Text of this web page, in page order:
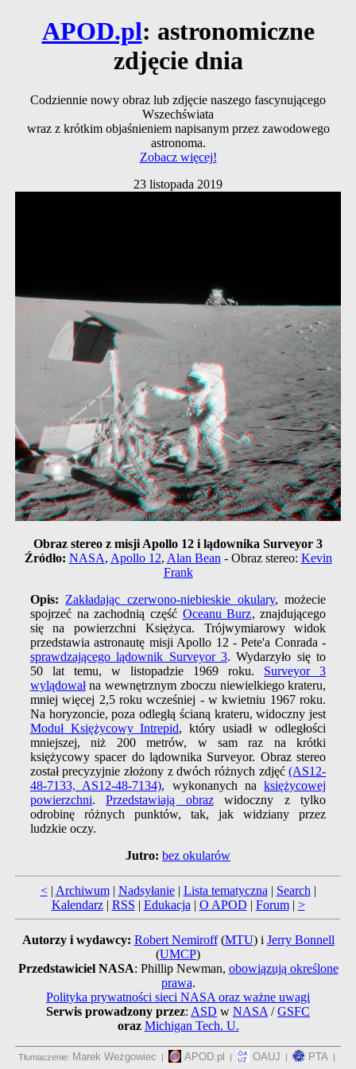
APOD.pl: astronomiczne
zdjęcie dnia
Codziennie nowy obraz lub zdjęcie naszego fascynującego
Wszechświata
wraz z krótkim objaśnieniem napisanym przez zawodowego
astronoma.
Zobacz więcej!
23 listopada 2019
Obraz stereo z misji Apollo 12 i lądownika Surveyor 3
Źródło: NASA, Apollo 12, Alan Bean - Obraz stereo: Kevin
Frank
Opis: Zakładając czerwono-niebieskie okulary, możecie
spojrzeć na zachodnią część Oceanu Burz, znajdującego
się na powierzchni Księżyca. Trójwymiarowy widok
przedstawia astronautę misji Apollo 12 - Pete'a Conrada -
sprawdzającego lądownik Surveyor 3. Wydarzyło się to
50 lat temu, w listopadzie 1969 roku. Surveyor 3
wylądowałna wewnętrznym zboczu niewielkiego krateru,
mniej więcej 2,5 roku wcześniej - w kwietniu 1967 roku.
Na horyzoncie, poza odległą ścianą krateru, widoczny jest
Moduł Księżycowy Intrepid, który usiadł w odległości
mniejszej, niż 200 metrów, w sam raz na krótki
księżycowy spacer do lądownika Surveyor. Obraz stereo
został precyzyjnie złożony z dwóch różnych zdjęć(AS12-
48-7133, AS12-48-7134), wykonanych naksiężycowej
powierzchni.Przedstawiają obrazwidoczny z tylko
odrobinę różnych punktów, tak, jak widziany przez
ludzkie oczy.
Jutro: bez okularów
<| Archiwum| Nadsyłanie| Lista tematyczna | Search |
Kalendarz| RSS | Edukacja | O APOD | Forum| >
Autorzy i wydawcy: Robert Nemiroff(MTU) i Jerry Bonnell
(UMCP)
Przedstawiciel NASA: Phillip Newman, obowiązują określone
prawa.
Polityka prywatności sieci NASA oraz ważne uwagi
Serwis prowadzony przez: ASD w NASA /GSFC
oraz Michigan Tech. U.
Tłumaczenie: Marek Weżgowiec | APOD.pl | OAUJ | PTA |